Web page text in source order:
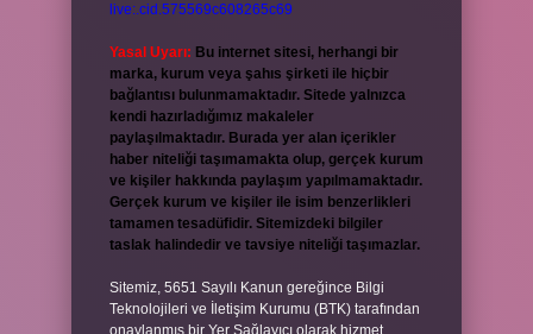
live:.cid.575569c608265c69
Yasal Uyarı: Bu internet sitesi, herhangi bir
marka, kurum veya şahıs şirketi ile hiçbir
bağlantısı bulunmamaktadır. Sitede yalnızca
kendi hazırladığımız makaleler
paylaşılmaktadır. Burada yer alan içerikler
haber niteliği taşımamakta olup, gerçek kurum
ve kişiler hakkında paylaşım yapılmamaktadır.
Gerçek kurum ve kişiler ile isim benzerlikleri
tamamen tesadüfidir. Sitemizdeki bilgiler
taslak halindedir ve tavsiye niteliği taşımazlar.
Sitemiz, 5651 Sayılı Kanun gereğince Bilgi
Teknolojileri ve İletişim Kurumu (BTK) tarafından
onaylanmış bir Yer Sağlayıcı olarak hizmet